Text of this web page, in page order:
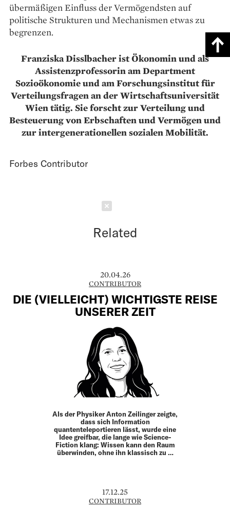
übermäßigen Ein­fluss der Vermögendsten auf
politische Struk­turen und Mechanismen etwas zu
begrenzen.
Franziska Disslbacher ist Ökonomin und als
Assistenzprofessorin am Department
Sozioökonomie und am Forschungsinstitut für
Verteilungsfragen an der Wirtschaftsuniversität
Wien tätig. Sie forscht zur Verteilung und
Besteuerung von Erbschaften und Vermögen und
zur intergenerationellen sozialen Mobilität.
Forbes Contributor
Related
20.04.26
CONTRIBUTOR
DIE (VIELLEICHT) WICHTIGSTE REISE
UNSERER ZEIT
Als der Physiker Anton ­Zeilinger zeigte,
dass sich Information
quantenteleportieren lässt, wurde eine
Idee greifbar, die lange wie Science-
Fiction klang: Wissen kann den Raum
überwinden, ohne ihn klassisch zu …
17.12.25
CONTRIBUTOR